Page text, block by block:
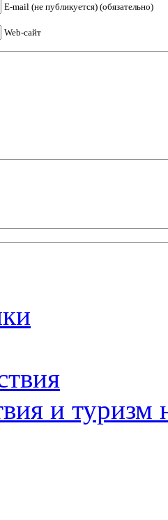
E-mail (не публикуется) (обязательно)
Web-сайт
и туризм